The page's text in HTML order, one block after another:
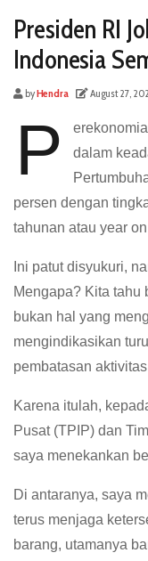
Presiden RI
Indonesia
byHendra August 27,
P
dalam
persen dengan
tahunan atau year
Ini patut disyukuri,
Mengapa? Kita tahu
bukan hal yang
mengindikasikan
pembatasan
Karena itulah,
Pusat (TPIP) dan
saya menekankan
Di antaranya, saya
terus menjaga
barang, utamanya